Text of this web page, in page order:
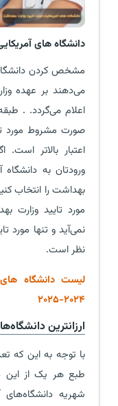
دانشگاه های
مشخص کردن
می‌دهند بر عهده
اعلام می‌گردد. .
صورت مشروط مورد
اعتبار بالاتر
ورودتان به دانشگاه
بهداشت را انتخاب
مورد تایید وزارت
نمی‌آید و تنها مورد
نظر است.
لیست دانشگاه
۲۰۲۴-۲۰۲۵
ارزانترین
با توجه به این که
طبع هر یک از این
شهریه